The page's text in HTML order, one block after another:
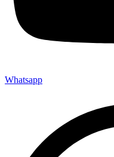
Whatsapp